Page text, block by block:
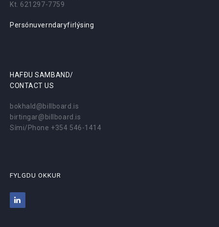
Kt. 621297-7759
Persónuverndaryfirlýsing
HAFÐU SAMBAND/
CONTACT US
bokhald@billboard.is
birtingar@billboard.is
Sími/Phone +354 546-1414
FYLGDU OKKUR